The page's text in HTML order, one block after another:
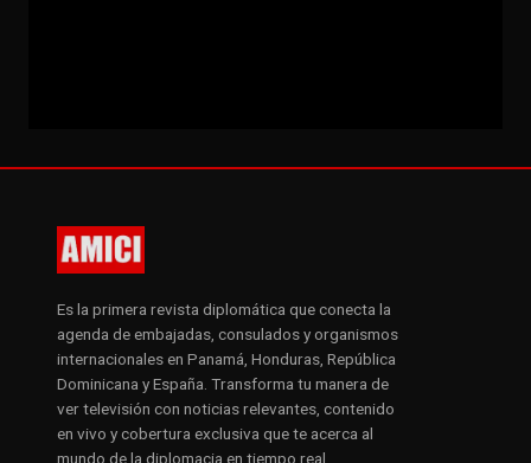
Es la primera revista diplomática que conecta la
agenda de embajadas, consulados y organismos
internacionales en Panamá, Honduras, República
Dominicana y España. Transforma tu manera de
ver televisión con noticias relevantes, contenido
en vivo y cobertura exclusiva que te acerca al
mundo de la diplomacia en tiempo real.